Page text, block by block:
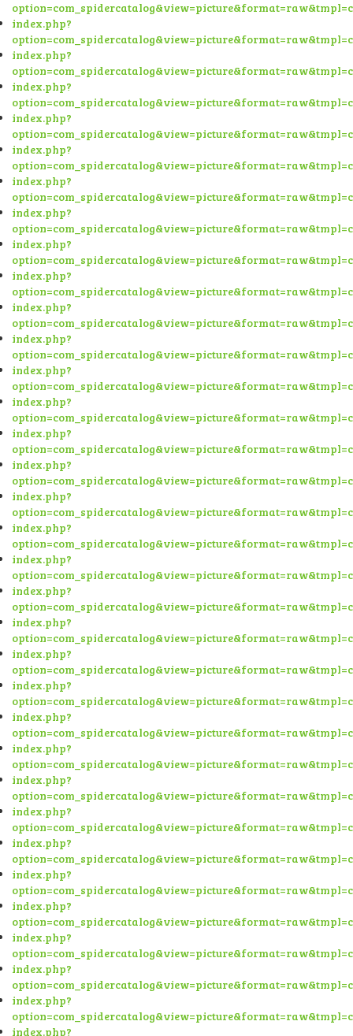
index.php?
index.php?
index.php?
index.php?
index.php?
index.php?
index.php?
index.php?
index.php?
index.php?
index.php?
index.php?
index.php?
index.php?
index.php?
index.php?
index.php?
index.php?
index.php?
index.php?
index.php?
index.php?
index.php?
index.php?
index.php?
index.php?
index.php?
index.php?
index.php?
index.php?
index.php?
index.php?
index.php?